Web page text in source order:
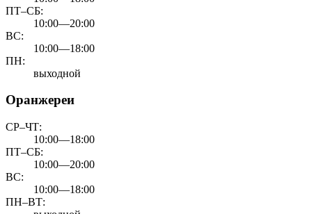
ПТ–СБ:
10:00—20:00
ВС:
10:00—18:00
ПН:
выходной
Оранжереи
СР–ЧТ:
10:00—18:00
ПТ–СБ:
10:00—20:00
ВС:
10:00—18:00
ПН–ВТ: